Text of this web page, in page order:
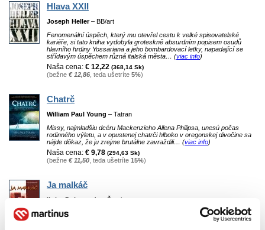
Hlava XXII
Joseph Heller– BB/art
Fenomenální úspěch, který mu otevřel cestu k velké spisovatelské
kariéře, si tato kniha vydobyla groteskně absurdním popisem osudů
hlavního hrdiny Yossariana a jeho bombardovací letky, napadající se
střídavým úspěchem různá italská města… (viac info)
Naša cena: € 12,22 (368,14 Sk)
(bežne € 12,86 , teda ušetríte 5%)
Chatrč
William Paul Young – Tatran
Missy, najmladšiu dcéru Mackenzieho Allena Philipsa, unesú počas
rodinného výletu, a v opustenej chatrči hlboko v oregonskej divočine sa
nájde dôkaz, že ju zrejme brutálne zavraždili… (viac info)
Naša cena: € 9,78 (294,63 Sk)
(bežne € 11,50 , teda ušetríte 15%)
Ja malkáč
Ľubo Dobrovoda
– Ďatel
Autor čestne vyhlasuje, že táto kniha nevyšla na politickú, ale ani
spoločenskú objednávku. Za autorom nestojí žiadna lóža, hoci, niekoľko